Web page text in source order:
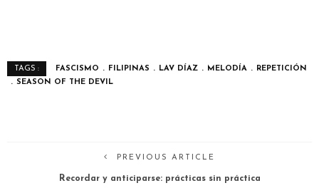
TAGS : FASCISMO FILIPINAS LAV DÍAZ MELODÍA
REPETICIÓN
SEASON OF THE DEVIL
PREVIOUS ARTICLE
Recordar y anticiparse: prácticas sin práctica